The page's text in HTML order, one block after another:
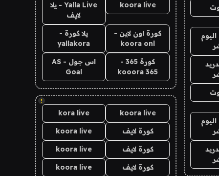
koora live
Yalla Live - يلا
لايف
كورة اون لاين -
koora onl
يلا كورة -
yallakora
كورة 365 -
kooora 365
اس جول - AS
Goal
!
koora live
kora live
كورة لايف koora live
كورة لايف koora live
كورة لايف koora live